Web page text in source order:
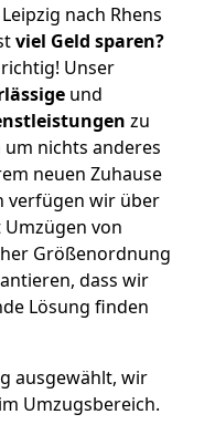
nach Rhens
viel Geld sparen?
Unser
und
zu
nichts anderes
neuen Zuhause
verfügen wir über
von
Größenordnung
dass wir
Lösung finden
ausgewählt, wir
Umzugsbereich.